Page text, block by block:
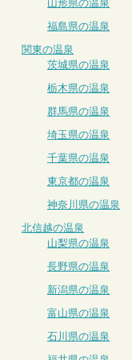
山形県の温泉
福島県の温泉
関東の温泉
茨城県の温泉
栃木県の温泉
群馬県の温泉
埼玉県の温泉
千葉県の温泉
東京都の温泉
神奈川県の温泉
北信越の温泉
山梨県の温泉
長野県の温泉
新潟県の温泉
富山県の温泉
石川県の温泉